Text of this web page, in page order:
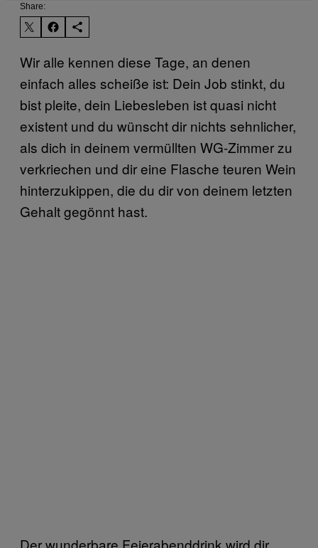
Share:
Wir alle kennen diese Tage, an denen
einfach alles scheiße ist: Dein Job stinkt, du
bist pleite, dein Liebesleben ist quasi nicht
existent und du wünscht dir nichts sehnlicher,
als dich in deinem vermüllten WG-Zimmer zu
verkriechen und dir eine Flasche teuren Wein
hinterzukippen, die du dir von deinem letzten
Gehalt gegönnt hast.
Der wunderbare Feierabenddrink wird dir